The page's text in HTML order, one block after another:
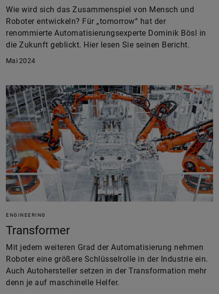
Wie wird sich das Zusammenspiel von Mensch und
Roboter entwickeln? Für „tomorrow“ hat der
renommierte Automatisierungsexperte Dominik Bösl in
die Zukunft geblickt. Hier lesen Sie seinen Bericht.
Mai 2024
ENGINEERING
Transformer
Mit jedem weiteren Grad der Automatisierung nehmen
Roboter eine größere Schlüsselrolle in der Industrie ein.
Auch Autohersteller setzen in der Transformation mehr
denn je auf maschinelle Helfer.